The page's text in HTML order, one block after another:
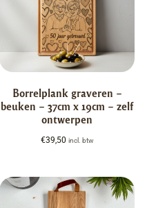
Borrelplank graveren –
beuken – 37cm x 19cm – zelf
ontwerpen
€39,50 incl. btw